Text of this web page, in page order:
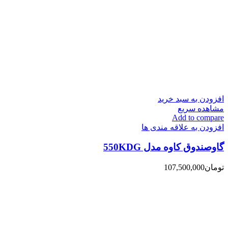
افزودن به سبد خرید
مشاهده سریع
Add to compare
افزودن به علاقه مندی ها
گاوصندوق کاوه مدل 550KDG
تومان107,500,000